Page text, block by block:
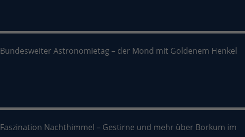
Bundesweiter Astronomietag – der Mond mit Goldenem Henkel
Faszination Nachthimmel – Gestirne und mehr über Borkum im